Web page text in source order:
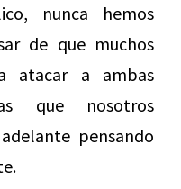
nunca hemos
de que muchos
atacar a ambas
que nosotros
pensando